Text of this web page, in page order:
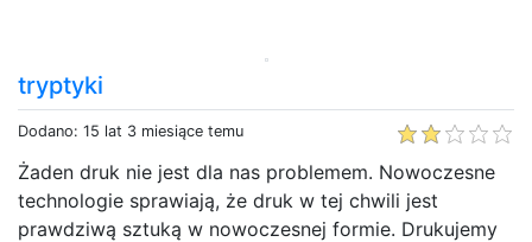
tryptyki
Dodano: 15 lat 3 miesiące temu
Żaden druk nie jest dla nas problemem. Nowoczesne
technologie sprawiają, że druk w tej chwili jest
prawdziwą sztuką w nowoczesnej formie. Drukujemy